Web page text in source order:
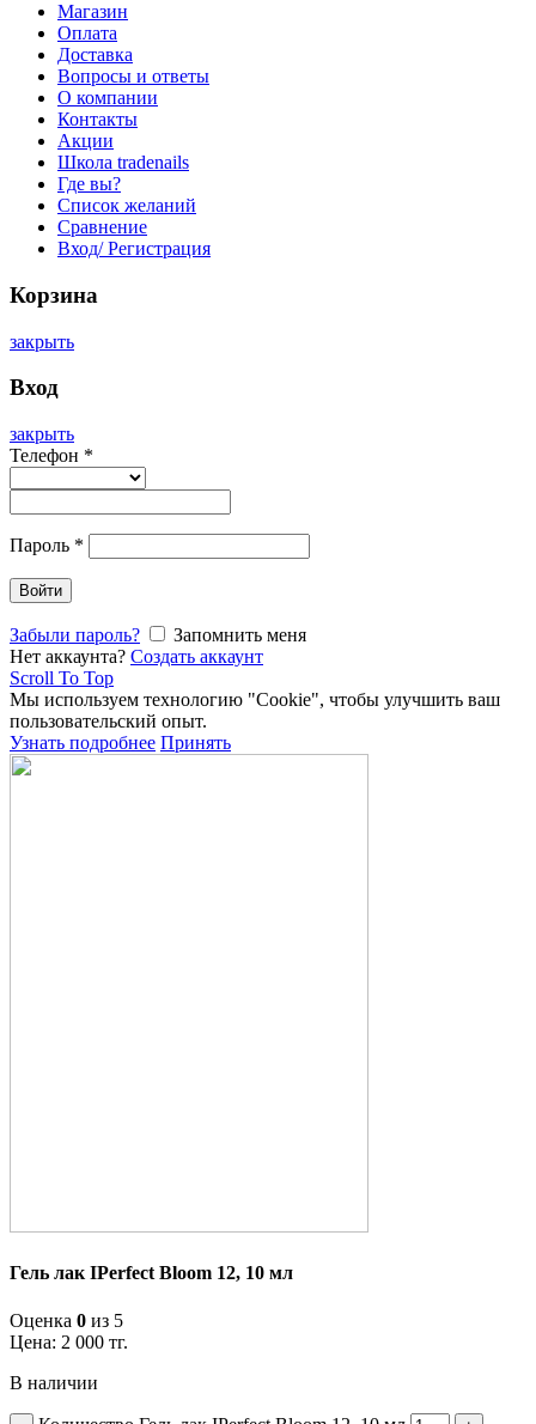
Магазин
Оплата
Доставка
Вопросы и ответы
О компании
Контакты
Акции
Школа tradenails
Где вы?
Список желаний
Сравнение
Вход/ Регистрация
Корзина
закрыть
Вход
закрыть
Телефон *
Пароль *
Войти
Забыли пароль?
Запомнить меня
Нет аккаунта? Создать аккаунт
Scroll To Top
Мы используем технологию "Cookie", чтобы улучшить ваш
пользовательский опыт.
Узнать подробнее Принять
Гель лак IPerfect Bloom 12, 10 мл
Оценка 0 из 5
Цена: 2 000 тг.
В наличии